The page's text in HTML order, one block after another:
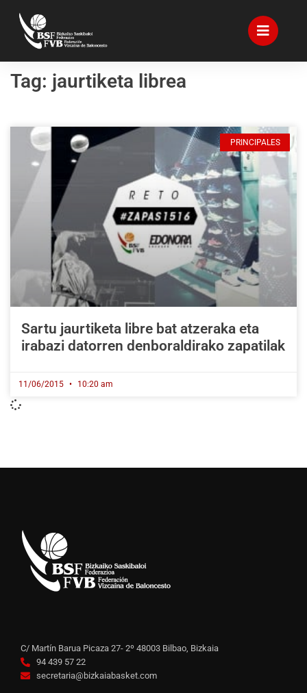
Tag: jaurtiketa librea
PRINCIPALES
Sartu jaurtiketa libre bat atzeraka eta
irabazi datorren denboraldirako zapatilak
11/06/2015 10:20 am
C/ Martín Barua Picaza 27- 2º 48003 Bilbao, Bizkaia
94 439 57 22
secretaria@bizkaiabasket.com